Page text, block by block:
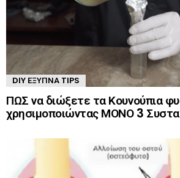
DIY ΈΞΥΠΝΑ TIPS
ΠΩΣ να διώξετε τα Κουνούπια
χρησιμοποιώντας ΜΟΝΟ 3